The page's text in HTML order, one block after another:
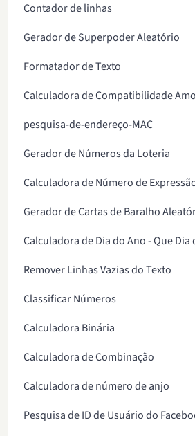
Contador de linhas
Gerador de Superpoder Aleatório
Formatador de Texto
Calculadora de Compatibilidade
pesquisa-de-endereço-MAC
Gerador de Números da Loteria
Calculadora de Número de
Gerador de Cartas de Baralho
Calculadora de Dia do Ano - Que Dia
Remover Linhas Vazias do Texto
Classificar Números
Calculadora Binária
Calculadora de Combinação
Calculadora de número de anjo
Pesquisa de ID de Usuário do